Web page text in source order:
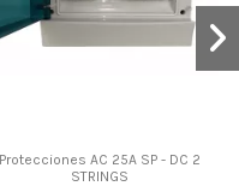
Protecciones AC 25A SP - DC 2
STRINGS